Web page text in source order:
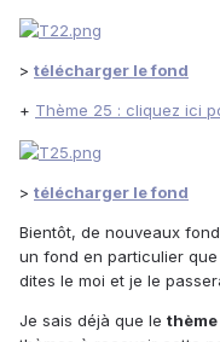
> télécharger le fond
+ Thème 25 : cliquez ici
> télécharger le fond
Bientôt, de nouveaux
un fond en particulier
dites le moi et je le
Je sais déjà que le thème